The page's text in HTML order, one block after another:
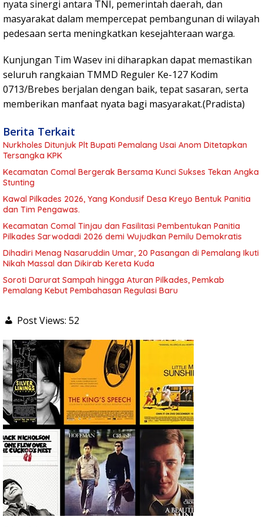
nyata sinergi antara TNI, pemerintah daerah, dan
masyarakat dalam mempercepat pembangunan di wilayah
pedesaan serta meningkatkan kesejahteraan warga.
Kunjungan Tim Wasev ini diharapkan dapat memastikan
seluruh rangkaian TMMD Reguler Ke-127 Kodim
0713/Brebes berjalan dengan baik, tepat sasaran, serta
memberikan manfaat nyata bagi masyarakat.(Pradista)
Berita Terkait
Nurkholes Ditunjuk Plt Bupati Pemalang Usai Anom Ditetapkan
Tersangka KPK
Kecamatan Comal Bergerak Bersama Kunci Sukses Tekan Angka
Stunting
Kawal Pilkades 2026, Yang Kondusif Desa Kreyo Bentuk Panitia
dan Tim Pengawas.
Kecamatan Comal Tinjau dan Fasilitasi Pembentukan Panitia
Pilkades Sarwodadi 2026 demi Wujudkan Pemilu Demokratis
Dihadiri Menag Nasaruddin Umar, 20 Pasangan di Pemalang Ikuti
Nikah Massal dan Dikirab Kereta Kuda
Soroti Darurat Sampah hingga Aturan Pilkades, Pemkab
Pemalang Kebut Pembahasan Regulasi Baru
Post Views: 52